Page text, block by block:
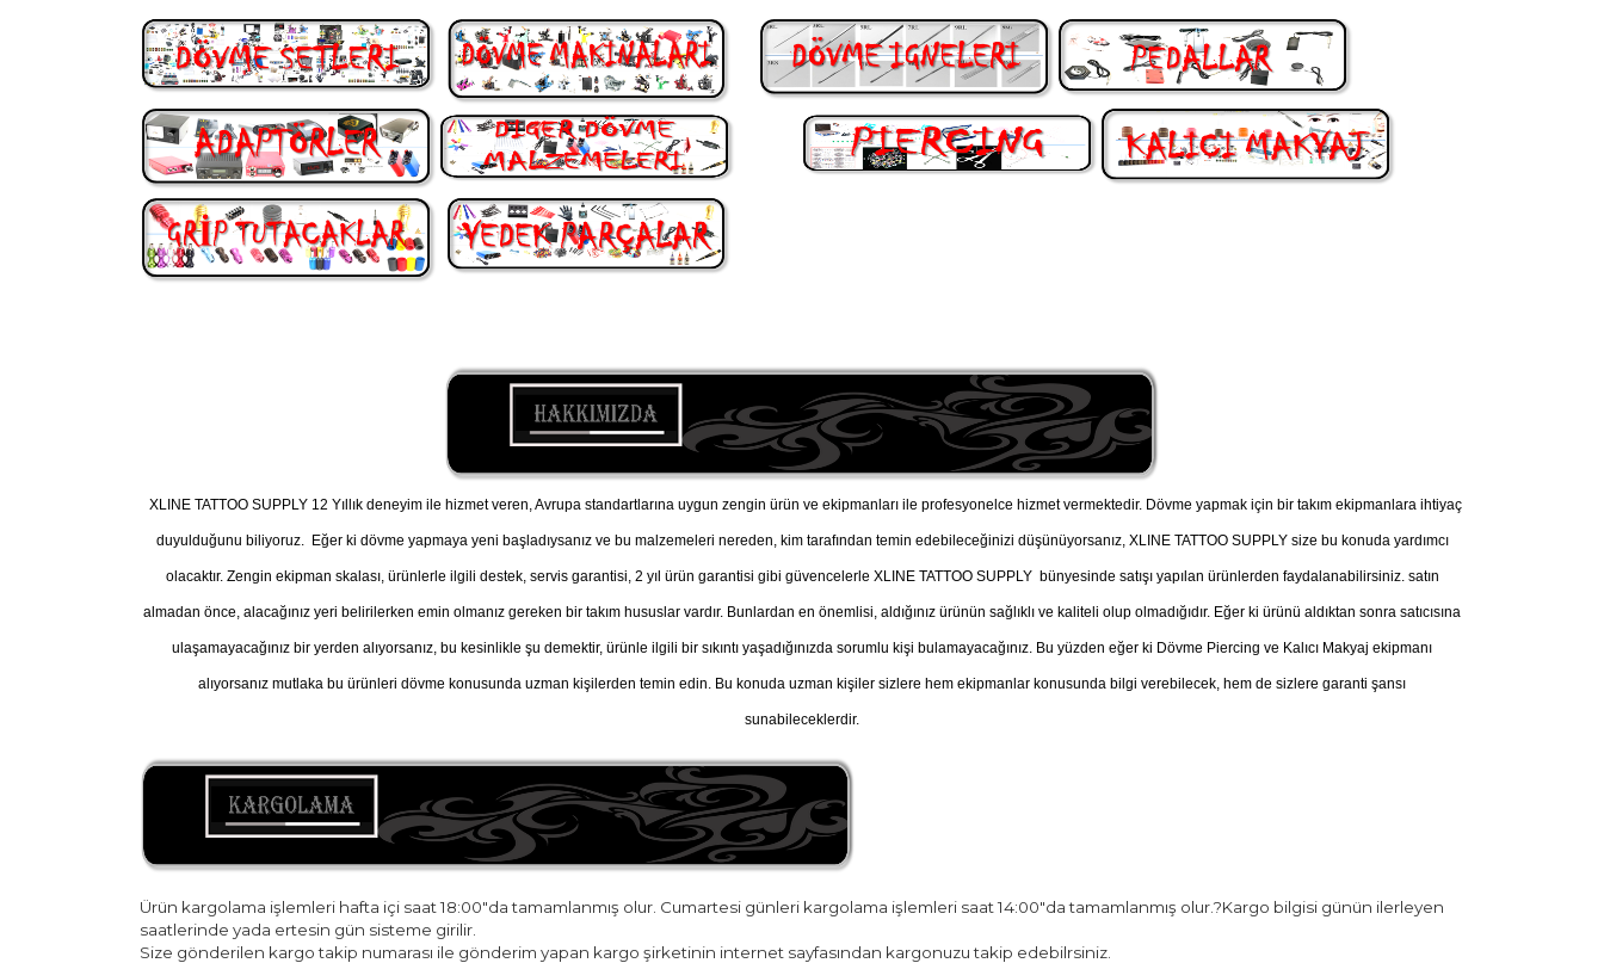
XLINE TATTOO SUPPLY 12 Yıllık deneyim ile hizmet veren, Avrupa standartlarına uygun zengin ürün ve ekipmanları ile profesyonelce hizmet vermektedir. Dövme yapmak için bir takım ekipmanlara ihtiyaç
duyulduğunu biliyoruz. Eğer ki dövme yapmaya yeni başladıysanız ve bu malzemeleri nereden, kim tarafından temin edebileceğinizi düşünüyorsanız, XLINE TATTOO SUPPLY size bu konuda yardımcı
olacaktır. Zengin ekipman skalası, ürünlerle ilgili destek, servis garantisi, 2 yıl ürün garantisi gibi güvencelerle XLINE TATTOO SUPPLY bünyesinde satışı yapılan ürünlerden faydalanabilirsiniz. satın
almadan önce, alacağınız yeri belirilerken emin olmanız gereken bir takım hususlar vardır. Bunlardan en önemlisi, aldığınız ürünün sağlıklı ve kaliteli olup olmadığıdır. Eğer ki ürünü aldıktan sonra satıcısına
ulaşamayacağınız bir yerden alıyorsanız, bu kesinlikle şu demektir, ürünle ilgili bir sıkıntı yaşadığınızda sorumlu kişi bulamayacağınız. Bu yüzden eğer ki Dövme Piercing ve Kalıcı Makyaj ekipmanı
alıyorsanız mutlaka bu ürünleri dövme konusunda uzman kişilerden temin edin. Bu konuda uzman kişiler sizlere hem ekipmanlar konusunda bilgi verebilecek, hem de sizlere garanti şansı
sunabileceklerdir.
Ürün kargolama işlemleri hafta içi saat 18:00"da tamamlanmış olur. Cumartesi günleri kargolama işlemleri saat 14:00"da tamamlanmış olur.?Kargo bilgisi günün ilerleyen
saatlerinde yada ertesin gün sisteme girilir.
Size gönderilen kargo takip numarası ile gönderim yapan kargo şirketinin internet sayfasından kargonuzu takip edebilrsiniz.